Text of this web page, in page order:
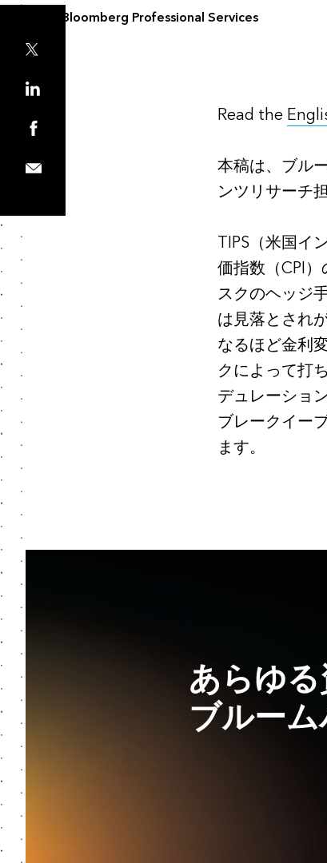
Bloomberg Professional Services
Read the
本稿は、ブル
ンツリサーチ
TIPS（米国イ
価指数（CPI
スクのヘッジ
は見落とされ
なるほど金利
クによって打
デュレーショ
ブレークイー
ます。
あらゆ
ブルー